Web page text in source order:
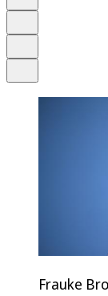
Frauke